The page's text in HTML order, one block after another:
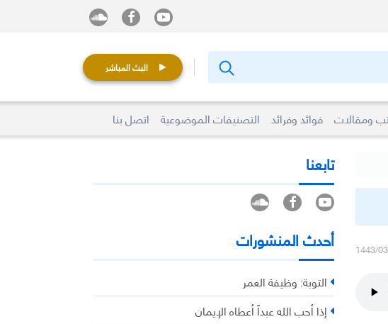
البث المباشر
ومقالات فوائد وفرائد التصنيفات الموضوعية اتصل بنا
1443/
تابعنا
أحدث المنشورات
التوبة: وظيفة العمر
إذا أحب الله عبداً أعطاه الإيمان